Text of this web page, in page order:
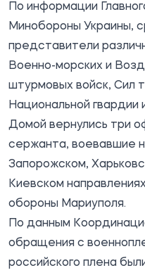
По информации
Минобороны Украины,
представители
Военно-морских и
штурмовых войск, Сил
Национальной гвардии
Домой вернулись три
сержанта, воевавшие
Запорожском,
Киевском
обороны Мариуполя.
По данным
обращения с
российского плена